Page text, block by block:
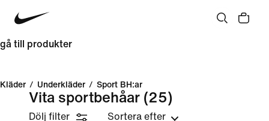
gå till produkter
Kläder / Underkläder / Sport BH:ar
Vita sportbehåar (25)
Dölj filter Sortera efter